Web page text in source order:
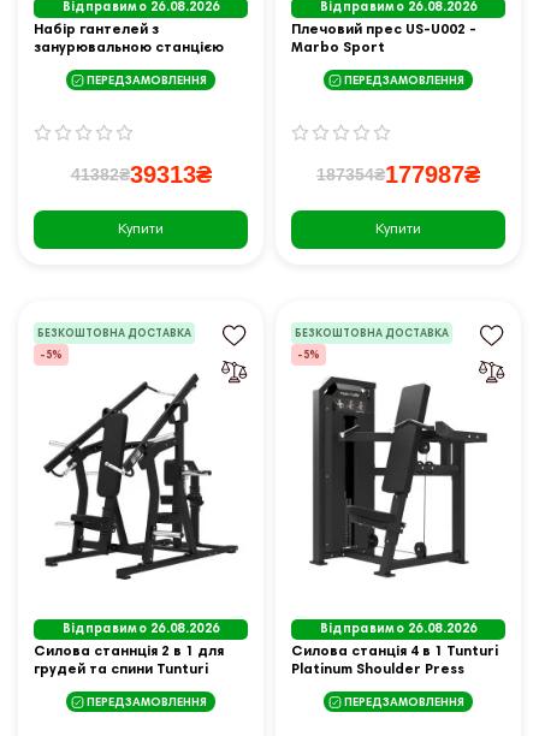
Відправимо 26.08.2026
Набір гантелей з
занурювальною станцією
см/30 мм 80 кгПЕРЕДЗАМОВЛЕННЯ
41382₴39313₴
Купити
Відправимо 26.08.2026
Плечовий прес US-U002 -
Marbo Sport
ПЕРЕДЗАМОВЛЕННЯ
187354₴177987₴
Купити
БЕЗКОШТОВНА ДОСТАВКА
-5%
Відправимо 26.08.2026
Силова станнція 2 в 1 для
грудей та спини Tunturi
ПЕРЕДЗАМОВЛЕННЯ
БЕЗКОШТОВНА ДОСТАВКА
-5%
Відправимо 26.08.2026
Силова станція 4 в 1 Tunturi
Platinum Shoulder Press
ПЕРЕДЗАМОВЛЕННЯ